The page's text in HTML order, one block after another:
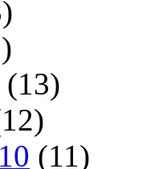
(13)
(11)